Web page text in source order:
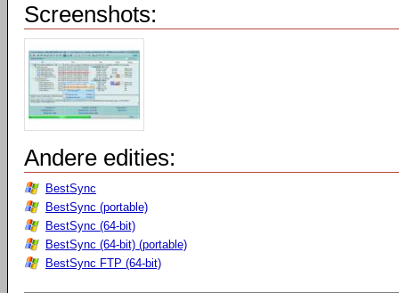
Screenshots:
Andere edities:
BestSync
BestSync (portable)
BestSync (64-bit)
BestSync (64-bit) (portable)
BestSync FTP (64-bit)